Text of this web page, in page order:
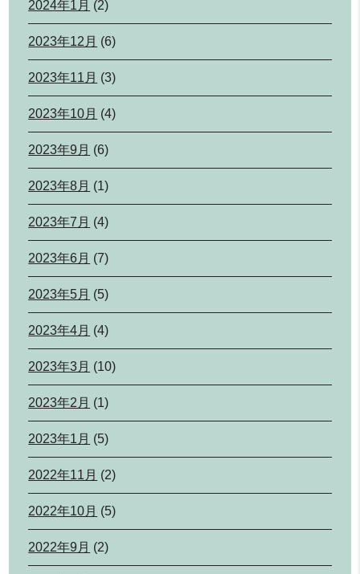
2024年1月 (2)
2023年12月 (6)
2023年11月 (3)
2023年10月 (4)
2023年9月 (6)
2023年8月 (1)
2023年7月 (4)
2023年6月 (7)
2023年5月 (5)
2023年4月 (4)
2023年3月 (10)
2023年2月 (1)
2023年1月 (5)
2022年11月 (2)
2022年10月 (5)
2022年9月 (2)